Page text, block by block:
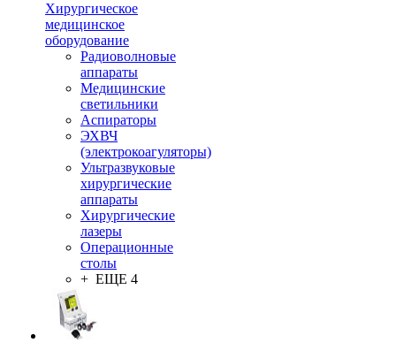
Хирургическое
медицинское
оборудование
Радиоволновые
аппараты
Медицинские
светильники
Аспираторы
ЭХВЧ
(электрокоагуляторы)
Ультразвуковые
хирургические
аппараты
Хирургические
лазеры
Операционные
столы
+ ЕЩЕ 4